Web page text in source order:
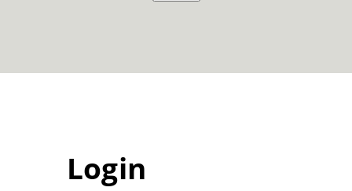
Login